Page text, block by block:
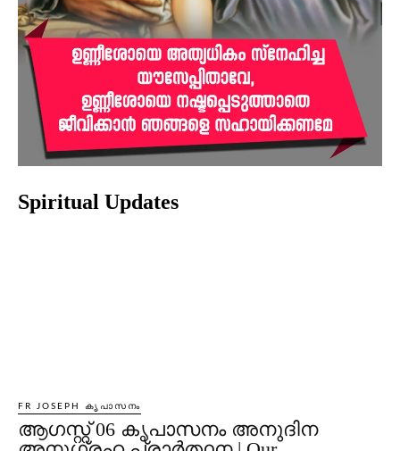
Spiritual Updates
FR JOSEPH കൃപാസനം
ആഗസ്റ്റ് 06 കൃപാസനം അനുദിന